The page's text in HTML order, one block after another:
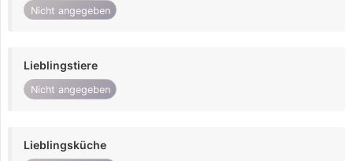
Nicht angegeben
Lieblingstiere
Nicht angegeben
Lieblingsküche